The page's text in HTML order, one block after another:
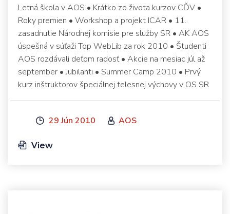
Letná škola v AOS • Krátko zo života kurzov CĎV •
Roky premien • Workshop a projekt ICAR • 11.
zasadnutie Národnej komisie pre služby SR • AK AOS
úspešná v súťaži Top WebLib za rok 2010 • Študenti
AOS rozdávali deťom radosť • Akcie na mesiac júl až
september • Jubilanti • Summer Camp 2010 • Prvý
kurz inštruktorov špeciálnej telesnej výchovy v OS SR
29 Jún 2010 AOS
View